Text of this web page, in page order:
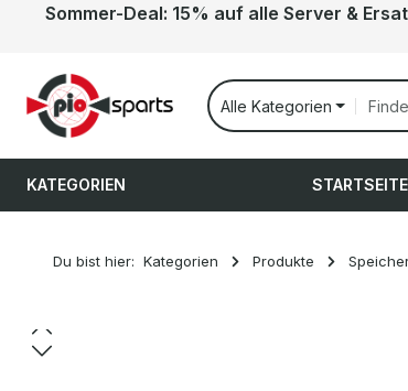
Hauptinhalt springen
Zur Suche springen
Zur Hauptnavigation springen
Sommer-Deal: 15% auf alle Server &
Alle Kategorien
KATEGORIEN STARTSEITE
Du bist hier: Kategorien Produkte
Bildergalerie überspringen